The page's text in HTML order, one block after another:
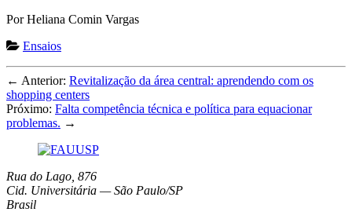
Por Heliana Comin Vargas
Ensaios
← Anterior: Revitalização da área central: aprendendo com os
shopping centers
Próximo: Falta competência técnica e política para equacionar
problemas. →
Rua do Lago, 876
Cid. Universitária — São Paulo/SP
Brasil